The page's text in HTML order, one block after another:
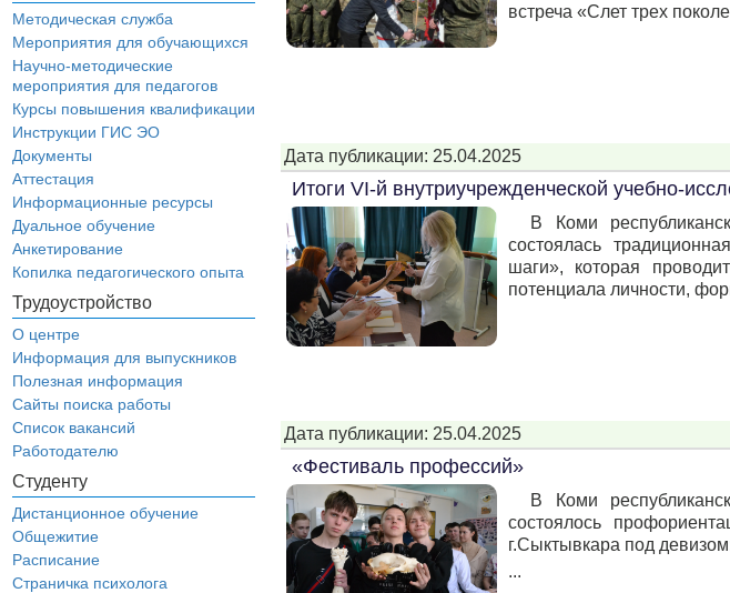
Методическая служба
Мероприятия для обучающихся
Научно-методические
мероприятия для педагогов
Курсы повышения квалификации
Инструкции ГИС ЭО
Документы
Аттестация
Информационные ресурсы
Дуальное обучение
Анкетирование
Копилка педагогического опыта
Трудоустройство
О центре
Информация для выпускников
Полезная информация
Сайты поиска работы
Список вакансий
Работодателю
Студенту
Дистанционное обучение
Общежитие
Расписание
Страничка психолога
встреча «Слет трех
Дата публикации: 25.04.2025
Итоги VI-й внутриучрежденческой учебно-
В Коми
состоялась
шаги», которая
потенциала личности,
Дата публикации: 25.04.2025
«Фестиваль профессий»
В Коми
состоялось
г.Сыктывкара под
...